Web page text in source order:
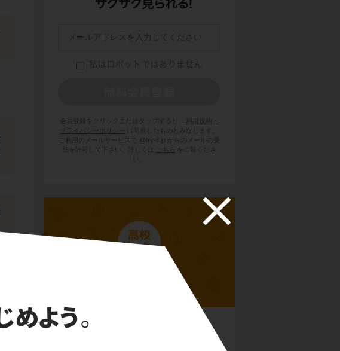
会員登録をクリックまたはタップすると、
利用規約・
プライバシーポリシー
に同意したものとみなします。
ご利用のメールサービスで @try-it.jp からのメールの受
信を許可して下さい。詳しくは
こちら
をご覧くださ
い。
先史時代